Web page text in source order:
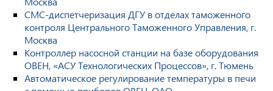
СМС-диспетчеризация ДГУ в отделах таможенного
контроля Центрального Таможенного Управления, г.
Москва
Контроллер насосной станции на базе оборудования
ОВЕН, «АСУ Технологических Процессов», г. Тюмень
Автоматическое регулирование температуры в печи